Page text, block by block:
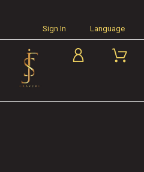
Sign In
Language